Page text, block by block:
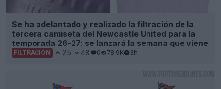
Se ha adelantado y realizado la filtración de la
tercera camiseta del Newcastle United para la
temporada 26-27: se lanzará la semana que viene
FILTRACIÓN 25 48 0 78.9K 3h